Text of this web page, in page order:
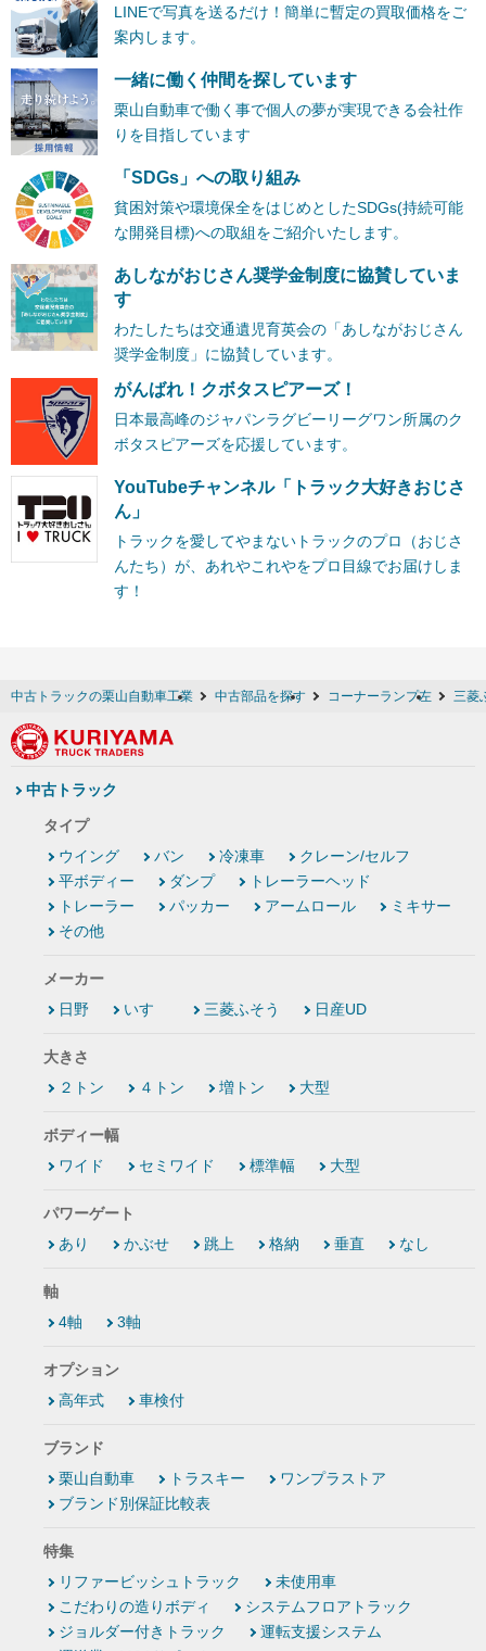
LINEで写真を送るだけ！簡単に暫定の買取価格をご
案内します。
一緒に働く仲間を探しています
栗山自動車で働く事で個人の夢が実現できる会社作
りを目指しています
「SDGs」への取り組み
貧困対策や環境保全をはじめとしたSDGs(持続可能
な開発目標)への取組をご紹介いたします。
あしながおじさん奨学金制度に協賛していま
す
わたしたちは交通遺児育英会の「あしながおじさん
奨学金制度」に協賛しています。
がんばれ！クボタスピアーズ！
日本最高峰のジャパンラグビーリーグワン所属のク
ボタスピアーズを応援しています。
YouTubeチャンネル「トラック大好きおじさ
ん」
トラックを愛してやまないトラックのプロ（おじさ
んたち）が、あれやこれやをプロ目線でお届けしま
す！
中古トラックの栗山自動車工業 中古部品を探す コーナーランプ左 三菱
中古トラック
タイプ
ウイング
バン 冷凍車
クレーン/セルフ
平ボディー
ダンプ
トレーラーヘッド
トレーラー
パッカー アームロール
ミキサー
その他
メーカー
日野
いすゞ 三菱ふそう 日産UD
大きさ
２トン
４トン 増トン 大型
ボディー幅
ワイド
セミワイド 標準幅 大型
パワーゲート
あり
かぶせ 跳上 格納 垂直 なし
軸
4軸
3軸
オプション
高年式
車検付
ブランド
栗山自動車
トラスキー
ワンプラストア
ブランド別保証比較表
特集
リファービッシュトラック
未使用車
こだわりの造りボディ
システムフロアトラック
ジョルダー付きトラック
運転支援システム